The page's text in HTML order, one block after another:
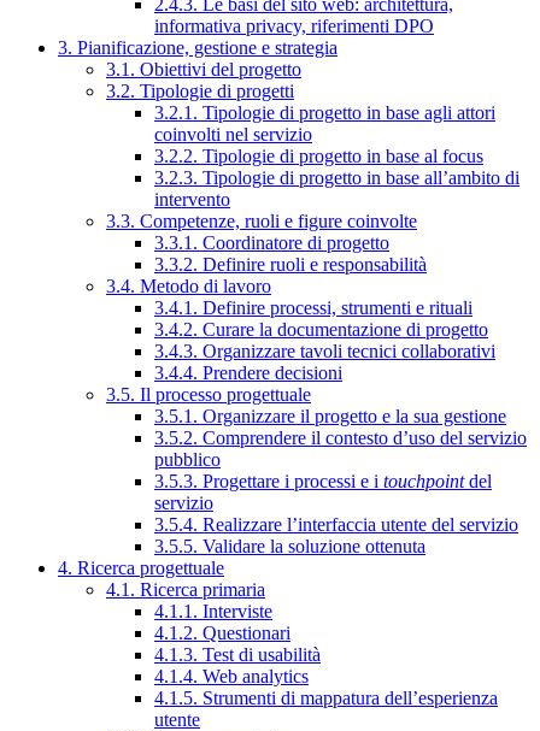
2.4.3. Le basi del sito web: architettura,
informativa privacy, riferimenti DPO
3. Pianificazione, gestione e strategia
3.1. Obiettivi del progetto
3.2. Tipologie di progetti
3.2.1. Tipologie di progetto in base agli attori
coinvolti nel servizio
3.2.2. Tipologie di progetto in base al focus
3.2.3. Tipologie di progetto in base all’ambito di
intervento
3.3. Competenze, ruoli e figure coinvolte
3.3.1. Coordinatore di progetto
3.3.2. Definire ruoli e responsabilità
3.4. Metodo di lavoro
3.4.1. Definire processi, strumenti e rituali
3.4.2. Curare la documentazione di progetto
3.4.3. Organizzare tavoli tecnici collaborativi
3.4.4. Prendere decisioni
3.5. Il processo progettuale
3.5.1. Organizzare il progetto e la sua gestione
3.5.2. Comprendere il contesto d’uso del servizio
pubblico
3.5.3. Progettare i processi e i touchpointdel
servizio
3.5.4. Realizzare l’interfaccia utente del servizio
3.5.5. Validare la soluzione ottenuta
4. Ricerca progettuale
4.1. Ricerca primaria
4.1.1. Interviste
4.1.2. Questionari
4.1.3. Test di usabilità
4.1.4. Web analytics
4.1.5. Strumenti di mappatura dell’esperienza
utente